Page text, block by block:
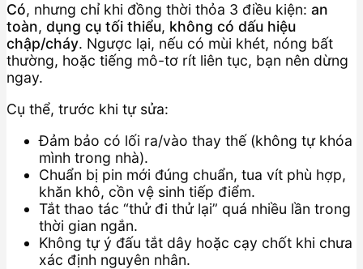
Có, nhưng chỉ khi đồng thời thỏa 3 điều kiện: an
toàn, dụng cụ tối thiểu, không có dấu hiệu
chập/cháy. Ngược lại, nếu có mùi khét, nóng bất
thường, hoặc tiếng mô-tơ rít liên tục, bạn nên dừng
ngay.
Cụ thể, trước khi tự sửa:
Đảm bảo có lối ra/vào thay thế (không tự khóa
mình trong nhà).
Chuẩn bị pin mới đúng chuẩn, tua vít phù hợp,
khăn khô, cồn vệ sinh tiếp điểm.
Tắt thao tác “thử đi thử lại” quá nhiều lần trong
thời gian ngắn.
Không tự ý đấu tắt dây hoặc cạy chốt khi chưa
xác định nguyên nhân.